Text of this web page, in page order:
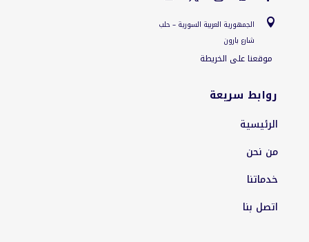

الجمهورية العربية السورية – حلب
شارع بارون
موقعنا على الخريطة
روابط سريعة
الرئيسية
من نحن
خدماتنا
اتصل بنا